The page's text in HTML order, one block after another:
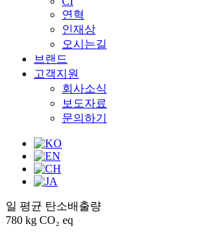
연혁
인재상
오시는길
브랜드
고객지원
회사소식
보도자료
문의하기
일 평균 탄소배출량
780 kg CO₂ eq